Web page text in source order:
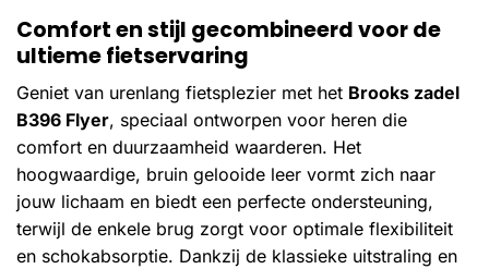
Comfort en stijl gecombineerd voor de
ultieme fietservaring
Geniet van urenlang fietsplezier met het Brooks zadel
B396 Flyer, speciaal ontworpen voor heren die
comfort en duurzaamheid waarderen. Het
hoogwaardige, bruin gelooide leer vormt zich naar
jouw lichaam en biedt een perfecte ondersteuning,
terwijl de enkele brug zorgt voor optimale flexibiliteit
en schokabsorptie. Dankzij de klassieke uitstraling en